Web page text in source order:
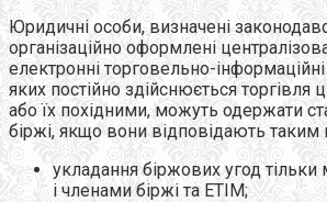
Юридичні особи, визначені
організаційно оформлені
електронні торговельно-
яких постійно здійснюється торгівля
або їх похідними, можуть одержати
біржі, якщо вони відповідають
укладання біржових угод
і членами біржі та ЕТІМ;